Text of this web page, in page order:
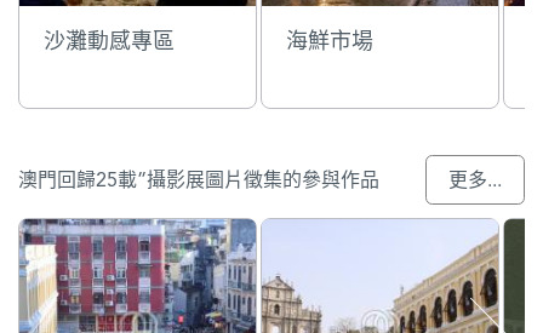
沙灘動感專區 海鮮市場
澳門回歸25載”攝影展圖片徵集的參與作品 更多...